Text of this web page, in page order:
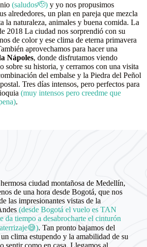
(saludos🫡) y yo nos propusimos
alrededores, un plan en pareja que mezcla
la naturaleza, animales y buena comida. La
2018 La ciudad nos sorprendió con su
de color y ese clima de eterna primavera
aprovechamos para hacer una
Nápoles, donde disfrutamos viendo
sobre su historia, y cerramos con una visita
del embalse y la Piedra del Peñol
Tres días intensos, pero perfectos para
(muy intensos pero creedme que
.
ciudad montañosa de Medellín,
de una hora desde Bogotá, que nos
las impresionantes vistas de la
(desde Bogotá el vuelo es TAN
da tiempo a desabrocharte el cinturón
. Tan pronto bajamos del
clima estupendo y la amabilidad de su
sentir como en casa. Llegamos al